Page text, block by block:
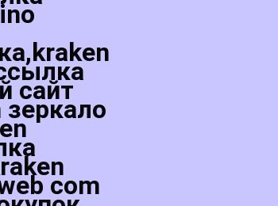
сайт
com